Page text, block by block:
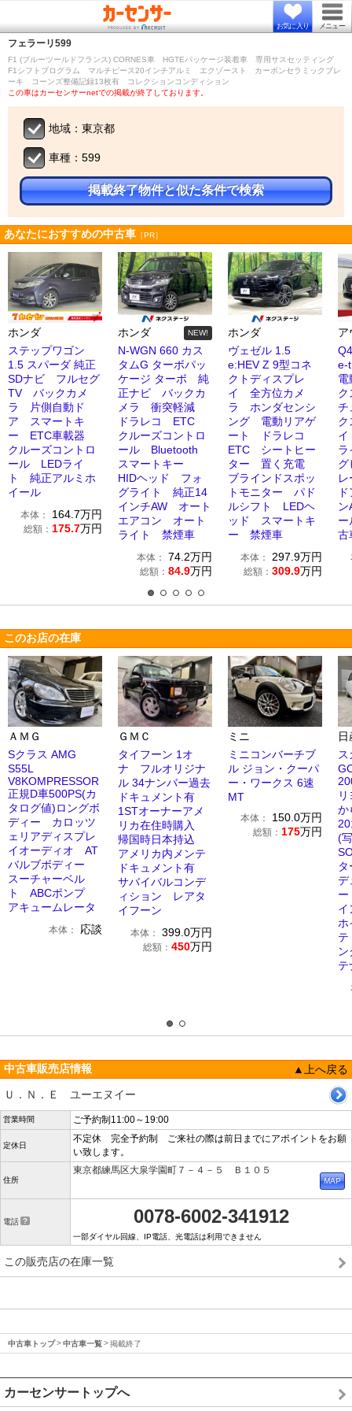
お気に入り メニュー
フェラーリ599
F1 (ブルーツールドフランス) CORNES車 HGTEパッケージ装着車 専用サスセッティング
F1シフトプログラム マルチピース20インチアルミ エクゾースト カーボンセラミックブレ
ーキ コーンズ整備記録13枚有 コレクションコンディション
この車はカーセンサーnetでの掲載が終了しております。
地域：東京都
車種：599
掲載終了物件と似た条件で検索
あなたにおすすめの中古車 ［PR］
ホンダ
ステップワゴン
1.5 スパーダ 純正
SDナビ フルセグ
TV バックカメ
ラ 片側自動ド
ア スマートキ
ー ETC車載器
クルーズコントロ
ール LEDライ
ト 純正アルミホ
イール
本体： 164.7万円
総額： 175.7万円
ホンダ NEW!
N-WGN 660 カス
タムG ターボパッ
ケージ ターボ 純
正ナビ バックカ
メラ 衝突軽減
ドラレコ ETC
クルーズコントロ
ール Bluetooth
スマートキー
HIDヘッド フォ
グライト 純正14
インチAW オート
エアコン オート
ライト 禁煙車
本体： 74.2万円
総額： 84.9万円
ホンダ
ヴェゼル 1.5
e:HEV Z 9型コネ
クトディスプレ
イ 全方位カメ
ラ ホンダセンシ
ング 電動リアゲ
ート ドラレコ
ETC シートヒー
ター 置く充電
ブラインドスポッ
トモニター パド
ルシフト LEDヘ
ッド スマートキ
ー 禁煙車
本体： 297.9万円
総額： 309.9万円
ア
e-
電
ク
チ
ク
イ
ラ
グ
ン
ー
古
このお店の在庫
ＡＭＧ
Sクラス AMG
S55L
V8KOMPRESSOR
正規D車500PS(カ
タログ値)ロングボ
ディー カロッツ
ェリアディスプレ
イオーディオ AT
バルブボディー
スーチャーベル
ト ABCポンプ
アキュームレータ
本体： 応談
ＧＭＣ
タイフーン 1オ
ナ フルオリジナ
ル 34ナンバー過去
ドキュメント有
1STオーナーアメ
リカ在住時購入
帰国時日本持込
アメリカ内メンテ
ドキュメント有
サバイバルコンデ
ィション レアタ
イフーン
本体： 399.0万円
総額： 450万円
ミニ
ミニコンバーチブ
ル ジョン・クーパ
ー・ワークス 6速
MT
本体： 150.0万円
総額： 175万円
日
か
(
デ
イ
ホ
テ
中古車販売店情報
▲上へ戻る
Ｕ．Ｎ．Ｅ ユーエヌイー
営業時間 ご予約制11:00～19:00
定休日
不定休 完全予約制 ご来社の際は前日までにアポイントをお願
い致します。
住所
東京都練馬区大泉学園町７－４－５ Ｂ１０５
電話 0078-6002-341912
一部ダイヤル回線、IP電話、光電話は利用できません
この販売店の在庫一覧
中古車トップ 中古車一覧 掲載終了
カーセンサートップへ